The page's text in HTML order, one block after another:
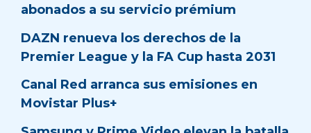
abonados a su servicio prémium
DAZN renueva los derechos de la
Premier League y la FA Cup hasta 2031
Canal Red arranca sus emisiones en
Movistar Plus+